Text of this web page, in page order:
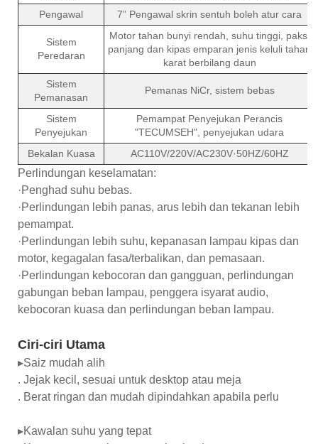
Pengawal
7” Pengawal skrin sentuh boleh atur cara
Sistem
Peredaran
Motor tahan bunyi rendah, suhu tinggi, paksi
panjang dan kipas emparan jenis keluli tahan
karat berbilang daun
Sistem
Pemanasan
Pemanas NiCr, sistem bebas
Sistem
Penyejukan
Pemampat Penyejukan Perancis
"TECUMSEH", penyejukan udara
Bekalan Kuasa
AC110V/220V/AC230V·50HZ/60HZ
Perlindungan keselamatan:
·Penghad suhu bebas.
·Perlindungan lebih panas, arus lebih dan tekanan lebih
pemampat.
·Perlindungan lebih suhu, kepanasan lampau kipas dan
motor, kegagalan fasa/terbalikan, dan pemasaan.
·Perlindungan kebocoran dan gangguan, perlindungan
gabungan beban lampau, penggera isyarat audio,
kebocoran kuasa dan perlindungan beban lampau.
Ciri-ciri Utama
▸Saiz mudah alih
. Jejak kecil, sesuai untuk desktop atau meja
. Berat ringan dan mudah dipindahkan apabila perlu
▸Kawalan suhu yang tepat